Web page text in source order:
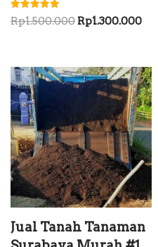
Dinilai
5.00
Rp1.500.000 Rp1.300.000
Jual Tanah Tanaman